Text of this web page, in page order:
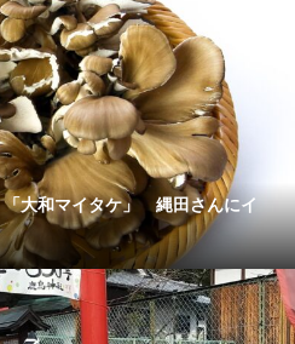
大和マイタケ」 縄田さんにイ